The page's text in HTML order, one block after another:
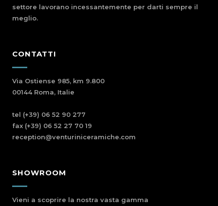
settore lavorano incessantemente per darti sempre il
meglio.
CONTATTI
Via Ostiense 985, km 9.800
00144 Roma, Italie
tel (+39) 06 52 90 277
fax (+39) 06 52 27 70 19
reception@venturiniceramiche.com
SHOWROOM
Vieni a scoprire la nostra vasta gamma